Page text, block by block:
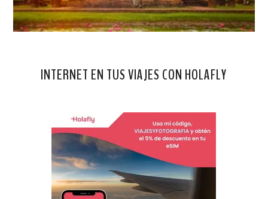
INTERNET EN TUS VIAJES CON HOLAFLY